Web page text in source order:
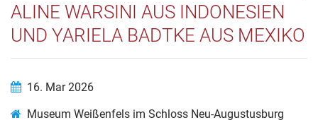
ALINE WARSINI AUS INDONESIEN
UND YARIELA BADTKE AUS MEXIKO
16. Mar 2026
Museum Weißenfels im Schloss Neu-Augustusburg